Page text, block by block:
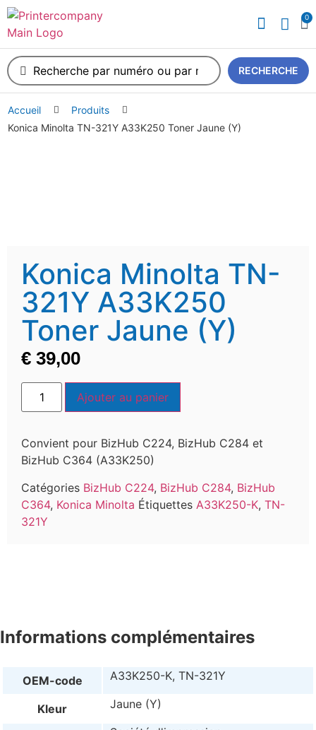
0
RECHERCHE
Accueil
Produits
Konica Minolta TN-321Y A33K250 Toner Jaune (Y)
Konica Minolta TN-
321Y A33K250
Toner Jaune (Y)
€ 39,00
Ajouter au panier
Convient pour BizHub C224, BizHub C284 et
BizHub C364 (A33K250)
Catégories BizHub C224, BizHub C284, BizHub
C364, Konica Minolta Étiquettes A33K250-K, TN-
321Y
Informations complémentaires
OEM-code A33K250-K, TN-321Y
Kleur Jaune (Y)